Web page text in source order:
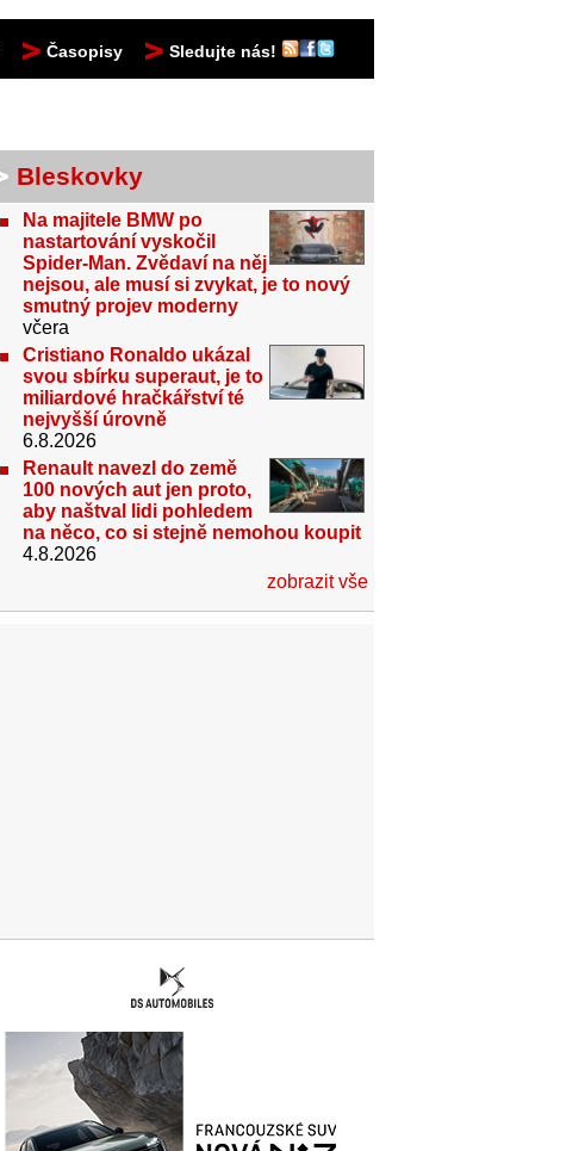
Časopisy Sledujte nás!
Bleskovky
Na majitele BMW po
nastartování vyskočil
Spider-Man. Zvědaví na něj
nejsou, ale musí si zvykat, je to nový
smutný projev moderny
včera
Cristiano Ronaldo ukázal
svou sbírku superaut, je to
miliardové hračkářství té
nejvyšší úrovně
6.8.2026
Renault navezl do země
100 nových aut jen proto,
aby naštval lidi pohledem
na něco, co si stejně nemohou koupit
4.8.2026
zobrazit vše